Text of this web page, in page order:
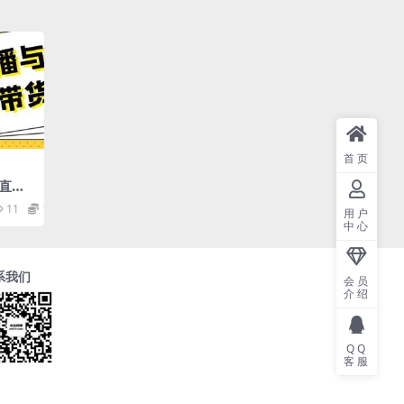
播
辑
11 10
我们
首页
用户
中心
会员
介绍
QQ
客服